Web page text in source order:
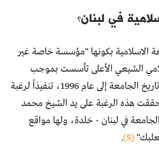
في لبنان؟
الاسلامية بكونها "مؤسسة خاصة غير
الشيعي الأعلى تأسست بموجب
القانون رقم 67/72، ويعود تاريخ الجامعة إلى عام 1996، تنفيذاً لرغبة
هذه الرغبة على يد الشيخ محمد
في لبنان - خلدة، ولها مواقع
(5)
.